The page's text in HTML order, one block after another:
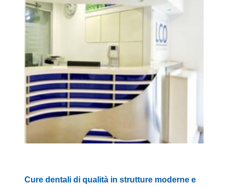
Cure dentali di qualità in strutture moderne e